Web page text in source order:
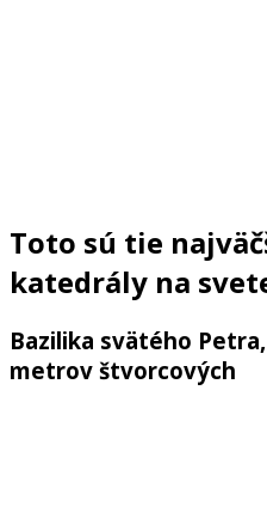
Toto sú tie
katedrály na
Bazilika svätého
metrov štvorcových